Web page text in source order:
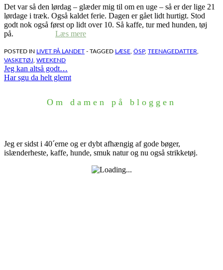
Det var så den lørdag – glæder mig til om en uge – så er der lige 21
lørdage i træk. Også kaldet ferie. Dagen er gået lidt hurtigt. Stod
godt nok også først op lidt over 10. Så kaffe, tur med hunden, tøj
på. Læs mere
POSTED IN LIVET PÅ LANDET - TAGGED LÆSE ÖSP, TEENAGEDATTER
VASKETØJ WEEKEND
Indlægsnavigation
Jeg kan altså godt…
Har sgu da helt glemt
Om damen på bloggen
Jeg er sidst i 40´erne og er dybt afhængig af gode bøger,
islænderheste, kaffe, hunde, smuk natur og nu også strikketøj.